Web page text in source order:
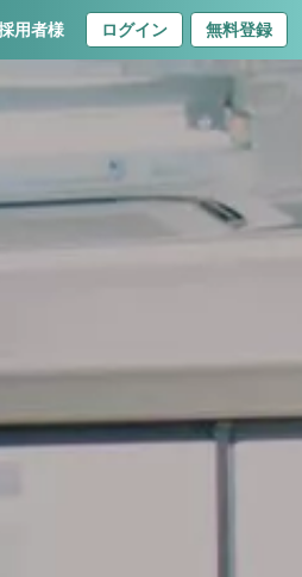
用者様 ログイン 無料登録